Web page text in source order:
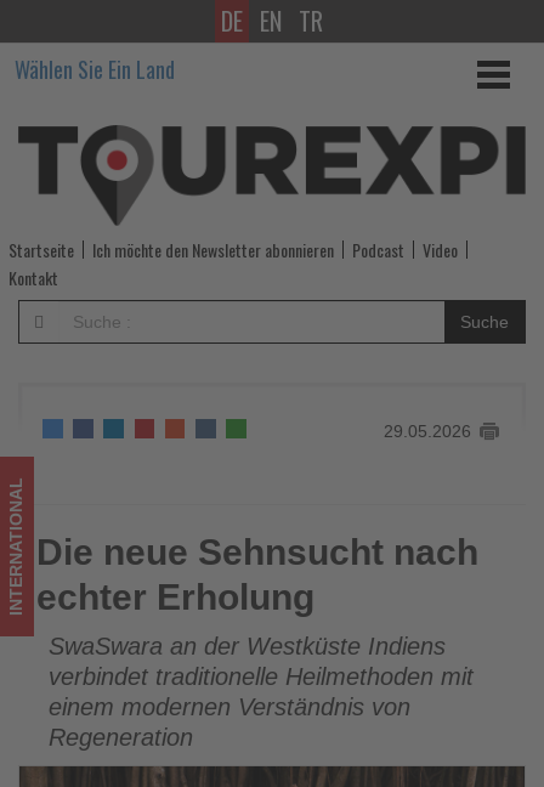
Die
neue
Sehnsucht
nach
echter
Erholung
was
im
Tourismus
los
ist!
DE EN TR
Wählen Sie Ein Land
Startseite Ich möchte den Newsletter abonnieren Podcast
Video
Kontakt
Suche
29.05.2026
Die neue Sehnsucht nach echter Erholung
INTERNATIONAL Die neue Sehnsucht nach
echter Erholung
SwaSwara an der Westküste Indiens
verbindet traditionelle Heilmethoden mit
einem modernen Verständnis von
Regeneration